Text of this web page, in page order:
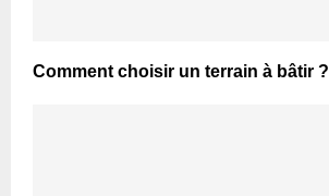
Comment choisir un terrain à bâtir ?